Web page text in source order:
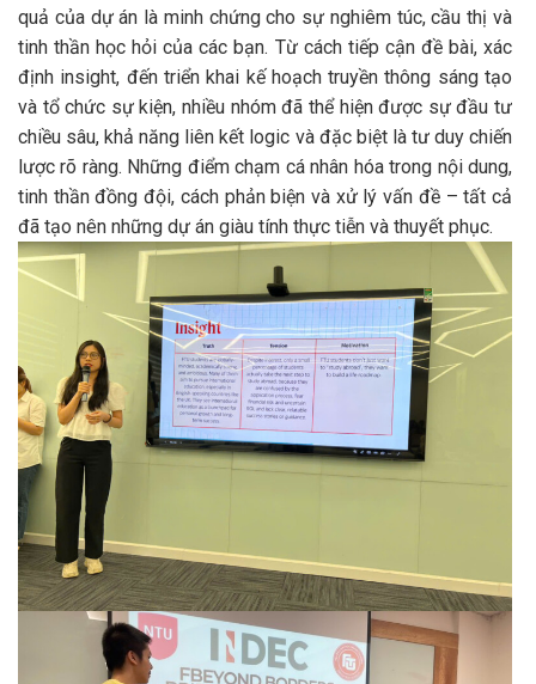
quả của dự án là minh chứng cho sự nghiêm túc, cầu thị và
tinh thần học hỏi của các bạn. Từ cách tiếp cận đề bài, xác
định insight, đến triển khai kế hoạch truyền thông sáng tạo
và tổ chức sự kiện, nhiều nhóm đã thể hiện được sự đầu tư
chiều sâu, khả năng liên kết logic và đặc biệt là tư duy chiến
lược rõ ràng. Những điểm chạm cá nhân hóa trong nội dung,
tinh thần đồng đội, cách phản biện và xử lý vấn đề – tất cả
đã tạo nên những dự án giàu tính thực tiễn và thuyết phục.